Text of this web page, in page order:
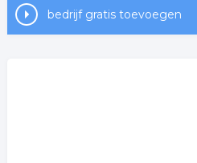
bedrijf gratis toevoegen